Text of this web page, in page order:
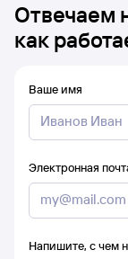
Отвечаем
как
Ваше имя
Электронная
Напишите, с чем